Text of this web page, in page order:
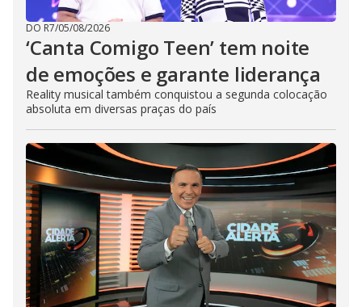
DO R7/05/08/2026
‘Canta Comigo Teen’ tem noite
de emoções e garante liderança
Reality musical também conquistou a segunda colocação
absoluta em diversas praças do país